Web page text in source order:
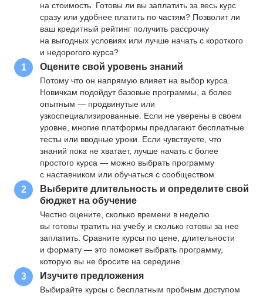
на стоимость. Готовы ли вы заплатить за весь курс
сразу или удобнее платить по частям? Позволит ли
ваш кредитный рейтинг получить рассрочку
на выгодных условиях или лучше начать с короткого
и недорогого курса?
1 Оцените свой уровень знаний
Потому что он напрямую влияет на выбор курса.
Новичкам подойдут базовые программы, а более
опытным — продвинутые или
узкоспециализированные. Если не уверены в своем
уровне, многие платформы предлагают бесплатные
тесты или вводные уроки. Если чувствуете, что
знаний пока не хватает, лучше начать с более
простого курса — можно выбрать программу
с наставником или обучаться с сообществом.
2
Выберите длительность и определите свой
бюджет на обучение
Честно оцените, сколько времени в неделю
вы готовы тратить на учебу и сколько готовы за нее
заплатить. Сравните курсы по цене, длительности
и формату — это поможет выбрать программу,
которую вы не бросите на середине.
3 Изучите предложения
Выбирайте курсы с бесплатным пробным доступом